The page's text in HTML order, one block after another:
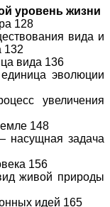
уровень жизни
128
вида и
132
вида 136
эволюции
увеличения
148
насущная задача
156
живой природы
идей 165